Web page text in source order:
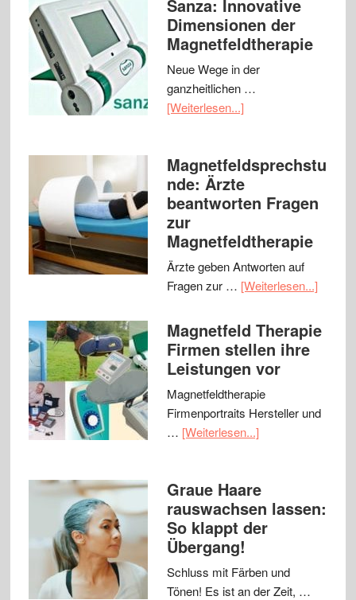
Sanza: Innovative
Dimensionen der
Magnetfeldtherapie
Neue Wege in der
ganzheitlichen …
[Weiterlesen...]
Magnetfeldsprechstu
nde: Ärzte
beantworten Fragen
zur
Magnetfeldtherapie
Ärzte geben Antworten auf
Fragen zur … [Weiterlesen...]
Magnetfeld Therapie
Firmen stellen ihre
Leistungen vor
Magnetfeldtherapie
Firmenportraits Hersteller und
… [Weiterlesen...]
Graue Haare
rauswachsen lassen:
So klappt der
Übergang!
Schluss mit Färben und
Tönen! Es ist an der Zeit, …